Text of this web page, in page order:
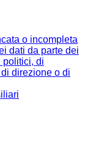
o incompleta
dati da parte dei
politici, di
direzione o di